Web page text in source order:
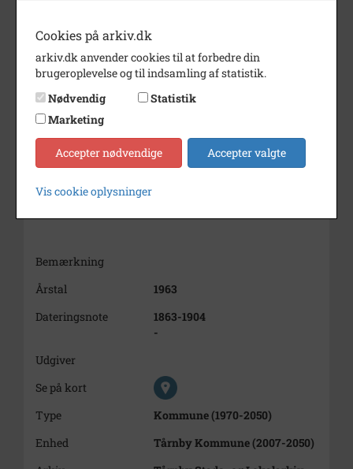
Bemærkning
Årstal
1963
Dateringsnote
1863-1904
-
Udgiver
Se på kort
Type
Kommune (1970-2050)
Enhed
Tårnby Kommune (2007-2050)
Cookies på arkiv.dk
arkiv.dk anvender cookies til at forbedre din
brugeroplevelse og til indsamling af statistik.
Nødvendig
Statistik
Marketing
Accepter nødvendige Accepter valgte
Vis cookie oplysninger